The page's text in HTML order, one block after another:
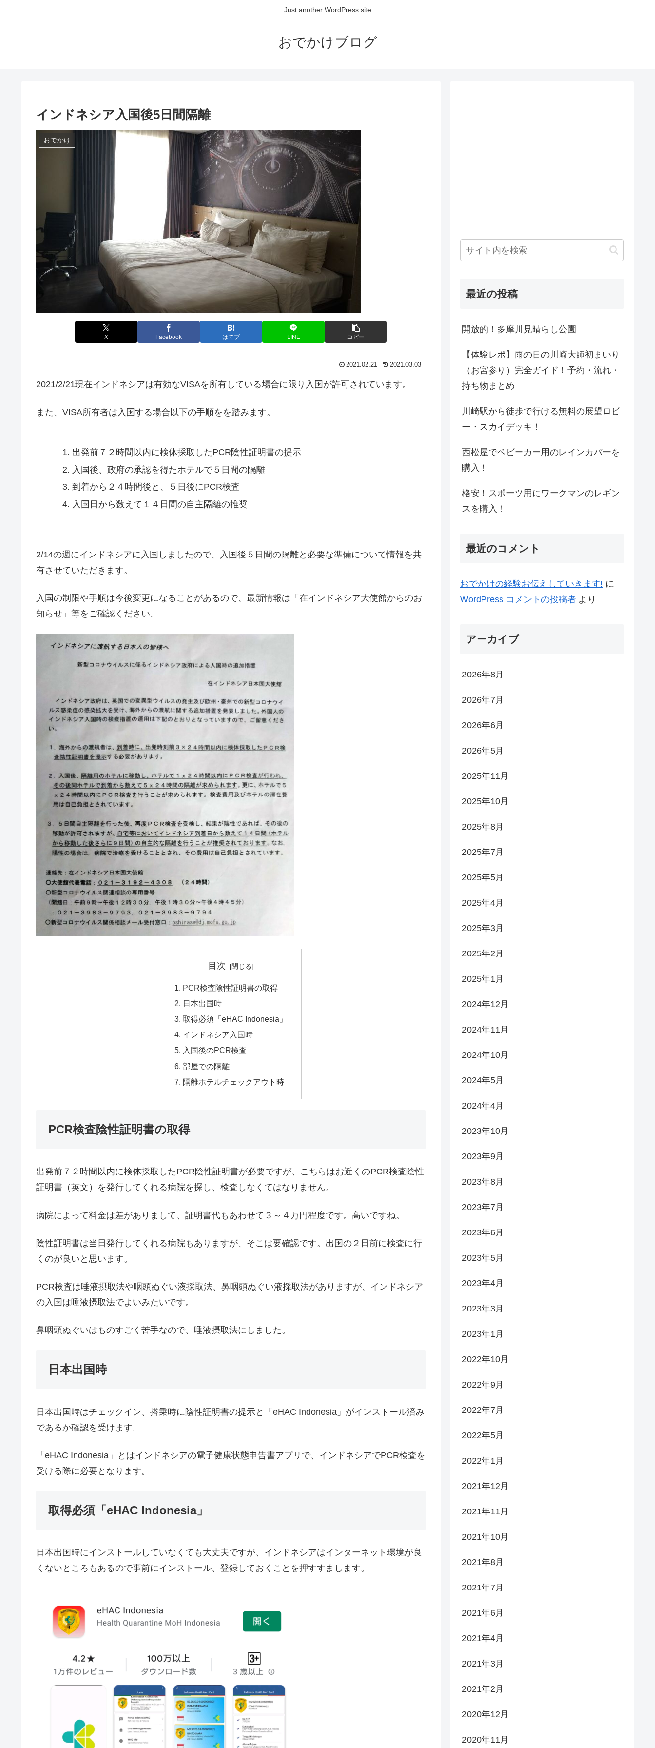
Just another WordPress site
おでかけブログ
インドネシア入国後5日間隔離
おでかけ
X Facebook はてブ LINE コピー
2021.02.21 2021.03.03
2021/2/21現在インドネシアは有効なVISAを所有している場合に限り入国が許可されています。
また、VISA所有者は入国する場合以下の手順をを踏みます。
出発前７２時間以内に検体採取したPCR陰性証明書の提示
入国後、政府の承認を得たホテルで５日間の隔離
到着から２４時間後と、５日後にPCR検査
入国日から数えて１４日間の自主隔離の推奨
2/14の週にインドネシアに入国しましたので、入国後５日間の隔離と必要な準備について情報を共
有させていただきます。
入国の制限や手順は今後変更になることがあるので、最新情報は「在インドネシア大使館からのお
知らせ」等をご確認ください。
目次
PCR検査陰性証明書の取得
日本出国時
取得必須「eHAC Indonesia」
インドネシア入国時
入国後のPCR検査
部屋での隔離
隔離ホテルチェックアウト時
PCR検査陰性証明書の取得
出発前７２時間以内に検体採取したPCR陰性証明書が必要ですが、こちらはお近くのPCR検査陰性
証明書（英文）を発行してくれる病院を探し、検査しなくてはなりません。
病院によって料金は差がありまして、証明書代もあわせて３～４万円程度です。高いですね。
陰性証明書は当日発行してくれる病院もありますが、そこは要確認です。出国の２日前に検査に行
くのが良いと思います。
PCR検査は唾液摂取法や咽頭ぬぐい液採取法、鼻咽頭ぬぐい液採取法がありますが、インドネシア
の入国は唾液摂取法でよいみたいです。
鼻咽頭ぬぐいはものすごく苦手なので、唾液摂取法にしました。
日本出国時
日本出国時はチェックイン、搭乗時に陰性証明書の提示と「eHAC Indonesia」がインストール済み
であるか確認を受けます。
「eHAC Indonesia」とはインドネシアの電子健康状態申告書アプリで、インドネシアでPCR検査を
受ける際に必要となります。
取得必須「eHAC Indonesia」
日本出国時にインストールしていなくても大丈夫ですが、インドネシアはインターネット環境が良
くないところもあるので事前にインストール、登録しておくことを押すすまします。
最近の投稿
開放的！多摩川見晴らし公園
【体験レポ】雨の日の川崎大師初まいり
（お宮参り）完全ガイド！予約・流れ・
持ち物まとめ
川崎駅から徒歩で行ける無料の展望ロビ
ー・スカイデッキ！
西松屋でベビーカー用のレインカバーを
購入！
格安！スポーツ用にワークマンのレギン
スを購入！
最近のコメント
おでかけの経験お伝えしていきます! に
WordPress コメントの投稿者 より
アーカイブ
2026年8月
2026年7月
2026年6月
2026年5月
2025年11月
2025年10月
2025年8月
2025年7月
2025年5月
2025年4月
2025年3月
2025年2月
2025年1月
2024年12月
2024年11月
2024年10月
2024年5月
2024年4月
2023年10月
2023年9月
2023年8月
2023年7月
2023年6月
2023年5月
2023年4月
2023年3月
2023年1月
2022年10月
2022年9月
2022年7月
2022年5月
2022年1月
2021年12月
2021年11月
2021年10月
2021年8月
2021年7月
2021年6月
2021年4月
2021年3月
2021年2月
2020年12月
2020年11月